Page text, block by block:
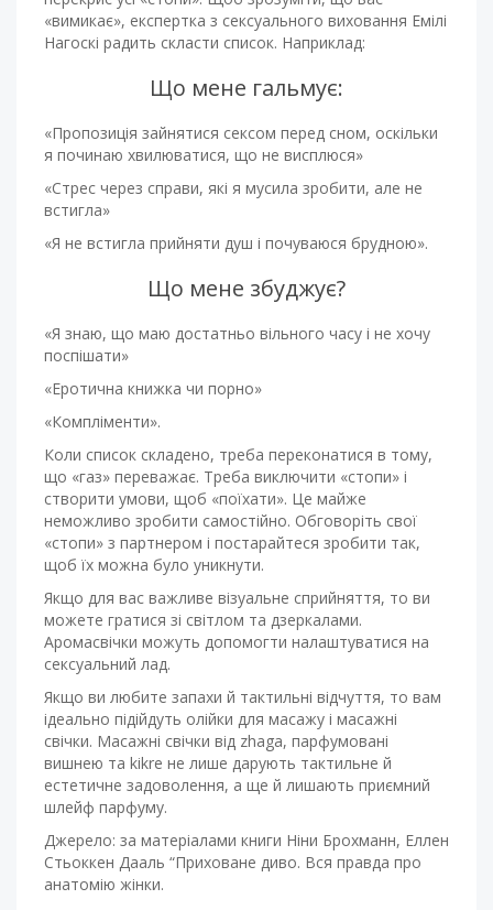
«вимикає», експертка з сексуального виховання Емілі
Нагоскі радить скласти список. Наприклад:
Що мене гальмує:
«Пропозиція зайнятися сексом перед сном, оскільки
я починаю хвилюватися, що не висплюся»
«Стрес через справи, які я мусила зробити, але не
встигла»
«Я не встигла прийняти душ і почуваюся брудною».
Що мене збуджує?
«Я знаю, що маю достатньо вільного часу і не хочу
поспішати»
«Еротична книжка чи порно»
«Компліменти».
Коли список складено, треба переконатися в тому,
що «газ» переважає. Треба виключити «стопи» і
створити умови, щоб «поїхати». Це майже
неможливо зробити самостійно. Обговоріть свої
«стопи» з партнером і постарайтеся зробити так,
щоб їх можна було уникнути.
Якщо для вас важливе візуальне сприйняття, то ви
можете гратися зі світлом та дзеркалами.
Аромасвічки можуть допомогти налаштуватися на
сексуальний лад.
Якщо ви любите запахи й тактильні відчуття, то вам
ідеально підійдуть олійки для масажу і масажні
свічки. Масажні свічки від zhaga, парфумовані
вишнею та kikre не лише дарують тактильне й
естетичне задоволення, а ще й лишають приємний
шлейф парфуму.
Джерело: за матеріалами книги Ніни Брохманн, Еллен
Стьоккен Дааль “Приховане диво. Вся правда про
анатомію жінки.